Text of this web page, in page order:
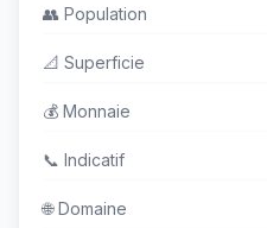
👥 Population
📐 Superficie
💰 Monnaie
📞 Indicatif
🌐Domaine